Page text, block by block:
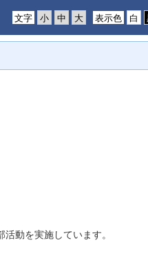
表示色
文字
動を実施しています。